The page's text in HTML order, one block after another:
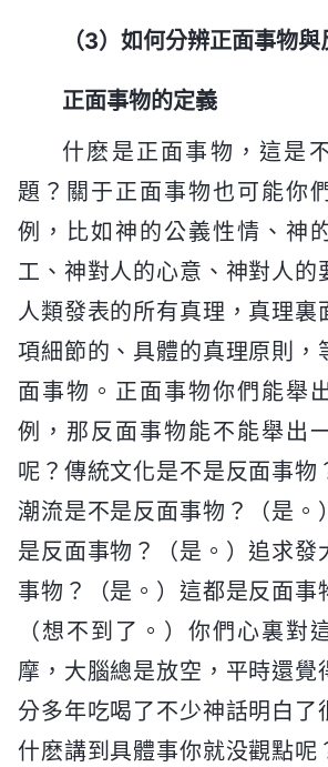
（3）如何分辨正面事物
正面事物的定義
什麽是正面事物，這是
題？關于正面事物也可能你
例，比如神的公義性情、神
工、神對人的心意、神對人的
人類發表的所有真理，真理裏
項細節的、具體的真理原則，
面事物。正面事物你們能舉
例，那反面事物能不能舉出
呢？傳統文化是不是反面事物
潮流是不是反面事物？（是。
是反面事物？（是。）追求發
事物？（是。）這都是反面事
（想不到了。）你們心裏對
摩，大腦總是放空，平時還覺
分多年吃喝了不少神話明白了
什麽講到具體事你就没觀點呢